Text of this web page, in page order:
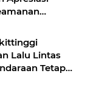
Lalu Lintas
Tetap